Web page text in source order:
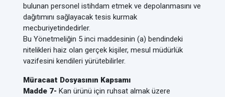
bulunan personel istihdam etmek ve depolanmasını ve
dağıtımını sağlayacak tesis kurmak
mecburiyetindedirler.
Bu Yönetmeliğin 5 inci maddesinin (a) bendindeki
nitelikleri haiz olan gerçek kişiler, mesul müdürlük
vazifesini kendileri yürütebilirler.
Müracaat Dosyasının Kapsamı
Madde 7- Kan ürünü için ruhsat almak üzere